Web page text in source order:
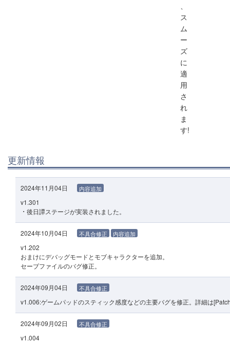
ス
ム
ー
ズ
に
適
用
さ
れ
ま
す!
更新情報
2024年11月04日 内容追加
v1.301
⠐ 後日譚ステージが実装されました。
2024年10月04日 不具合修正 内容追加
v1.202
おまけにデバッグモードとモブキャラクターを追加。
セーブファイルのバグ修正。
2024年09月04日 不具合修正
v1.006:ゲームパッドのスティック感度などの主要バグを修正。詳細は
2024年09月02日 不具合修正
v1.004